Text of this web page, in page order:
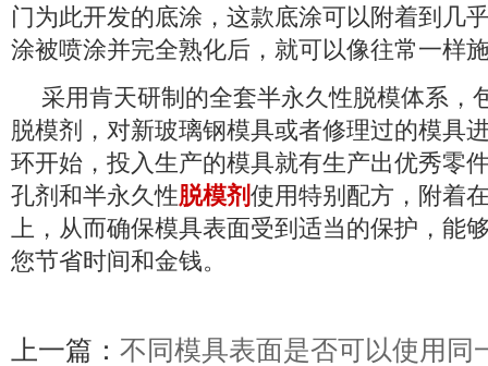
门为此开发的底涂，这款底涂可以附着到几
涂被喷涂并完全熟化后，就可以像往常一样
采用肯天研制的全套半永久性脱模体系，
脱模剂，对新玻璃钢模具或者修理过的模具
环开始，投入生产的模具就有生产出优秀零
孔剂和半永久性脱模剂使用特别配方，附着
上，从而确保模具表面受到适当的保护，能
您节省时间和金钱。
上一篇： 不同模具表面是否可以使用同